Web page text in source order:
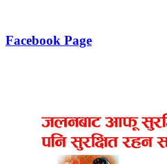
Facebook Page